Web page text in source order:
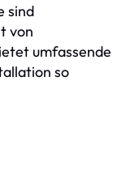
sind
von
umfassende
so